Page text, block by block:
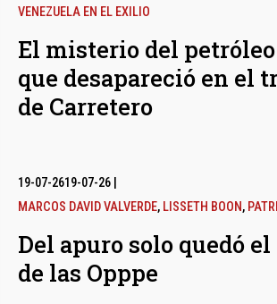
VENEZUELA EN EL EXILIO
El misterio del
que desapareció en el
de Carretero
19-07-2619-07-26
MARCOS DAVID VALVERDE, LISSETH BOON,
Del apuro solo quedó
de las Opppe